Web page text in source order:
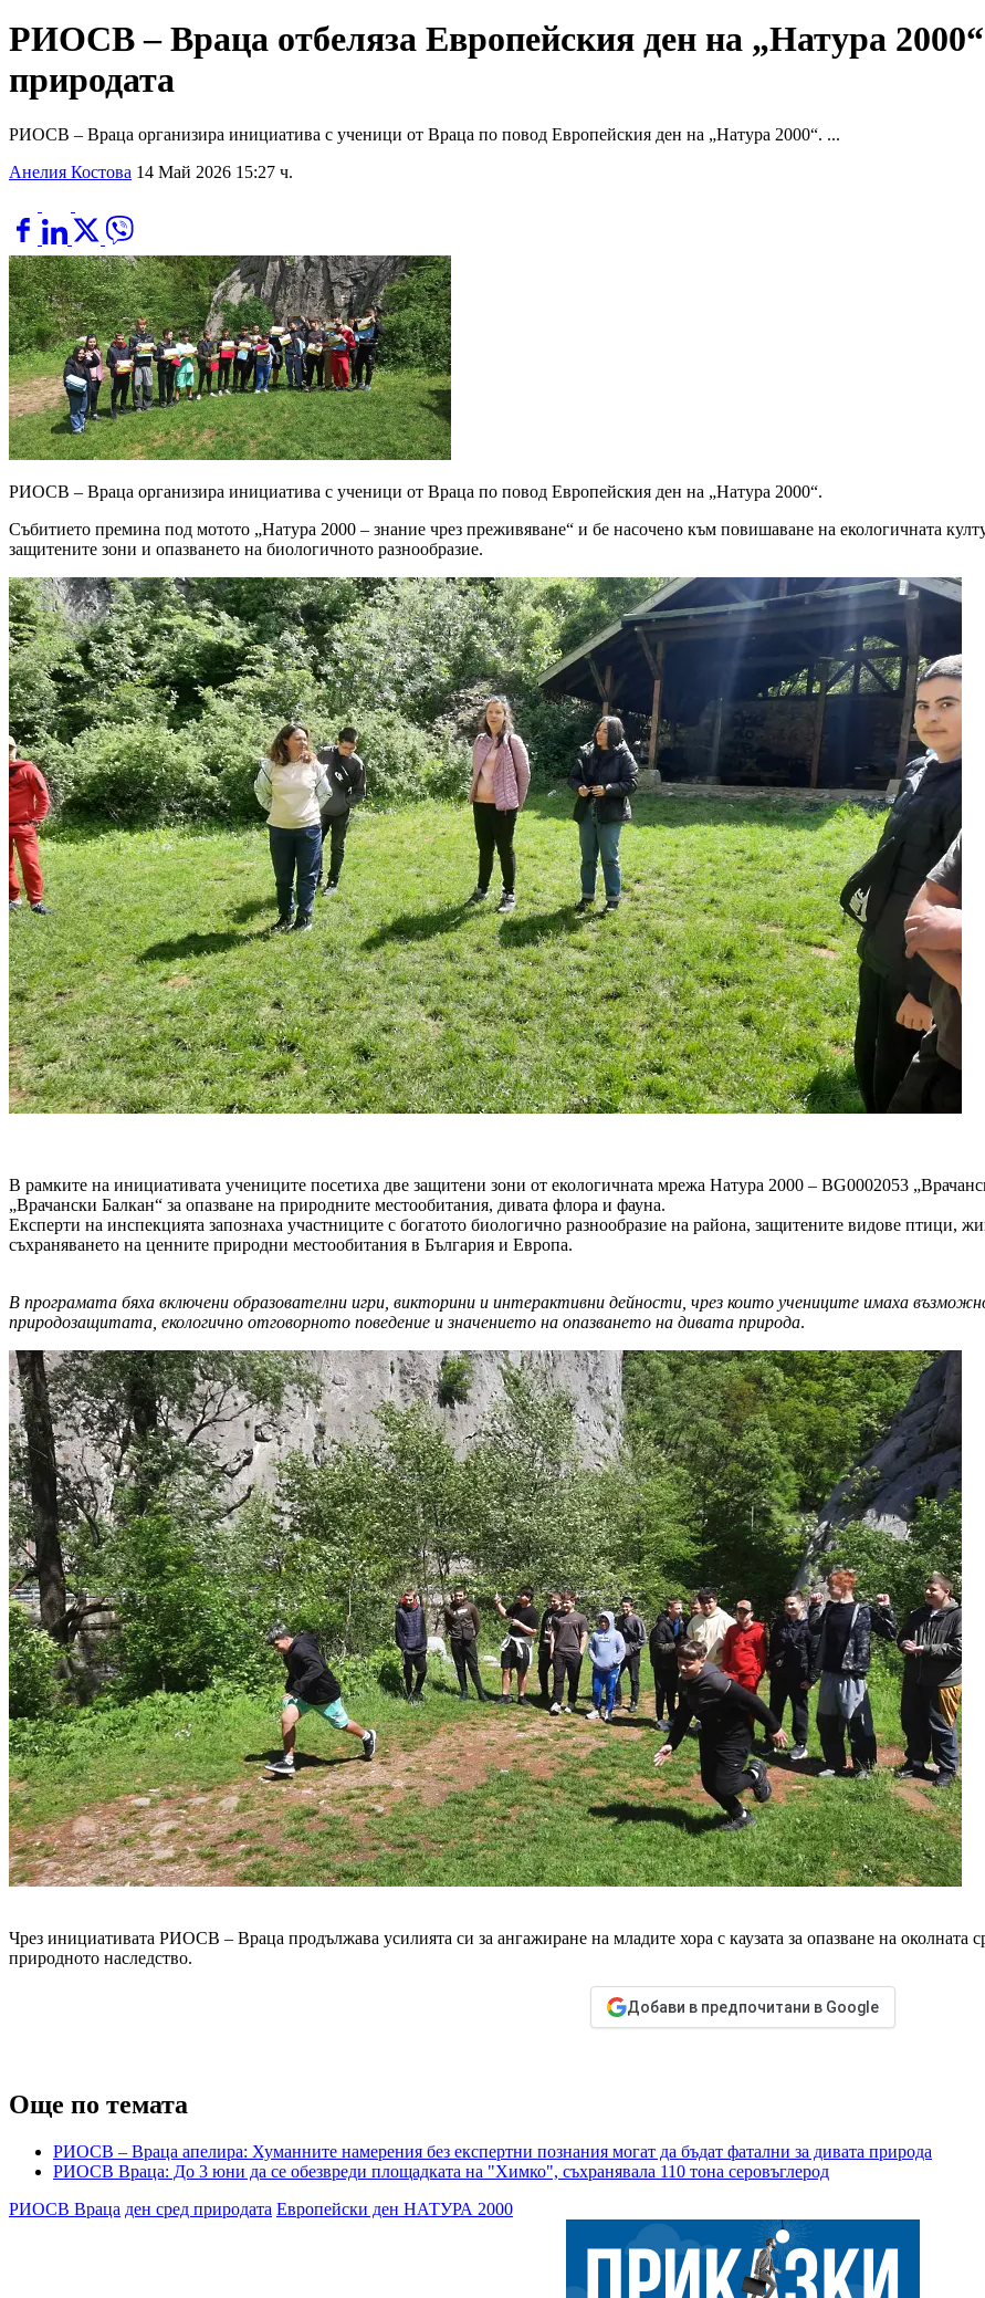
РИОСВ – Враца отбеляза Европейския ден на „Натура 2000“
природата
РИОСВ – Враца организира инициатива с ученици от Враца по повод Европейския ден на „Натура 2000“. ...
Анелия Костова 14 Май 2026 15:27 ч.
РИОСВ – Враца организира инициатива с ученици от Враца по повод Европейския ден на „Натура 2000“.
Събитието премина под мотото „Натура 2000 – знание чрез преживяване“ и бе насочено към повишаване на екологичната
защитените зони и опазването на биологичното разнообразие.
В рамките на инициативата учениците посетиха две защитени зони от екологичната мрежа Натура 2000 – BG0002053
„Врачански Балкан“ за опазване на природните местообитания, дивата флора и фауна.
Експерти на инспекцията запознаха участниците с богатото биологично разнообразие на района, защитените видове птици,
съхраняването на ценните природни местообитания в България и Европа.
В програмата бяха включени образователни игри, викторини и интерактивни дейности, чрез които учениците имаха
природозащитата, екологично отговорното поведение и значението на опазването на дивата природа.
Чрез инициативата РИОСВ – Враца продължава усилията си за ангажиране на младите хора с каузата за опазване на околната
природното наследство.
Добави в предпочитани в Google
Още по темата
РИОСВ – Враца апелира: Хуманните намерения без експертни познания могат да бъдат фатални за дивата природа
РИОСВ Враца: До 3 юни да се обезвреди площадката на "Химко", съхранявала 110 тона серовъглерод
РИОСВ Враца ден сред природата Европейски ден НАТУРА 2000